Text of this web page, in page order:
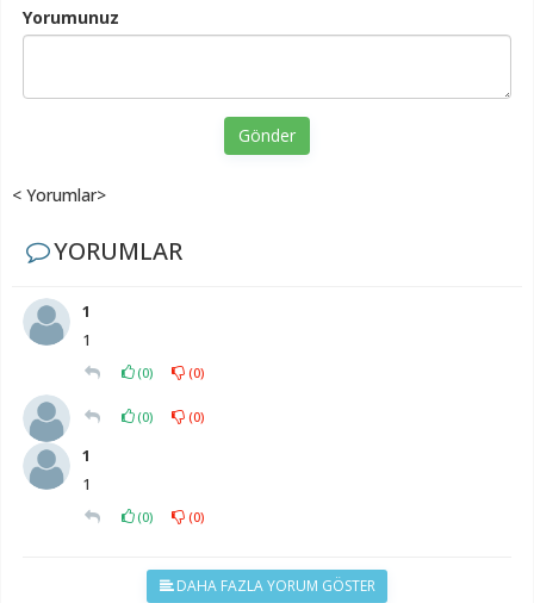
Yorumunuz
Gönder
< Yorumlar>
YORUMLAR
1
1
(0) (0)
(0) (0)
1
1
(0) (0)
DAHA FAZLA YORUM GÖSTER